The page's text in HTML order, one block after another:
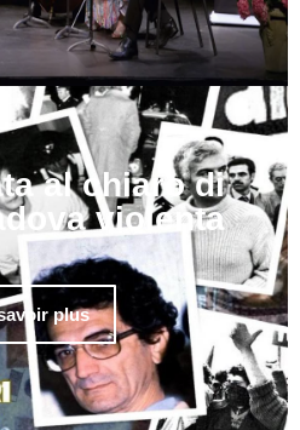
al chiaro di
violenta
plus